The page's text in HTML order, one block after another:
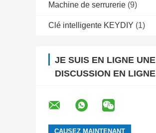
Machine de serrurerie (9)
Clé intelligente KEYDIY (1)
JE SUIS EN LIGNE UNE
DISCUSSION EN LIGNE